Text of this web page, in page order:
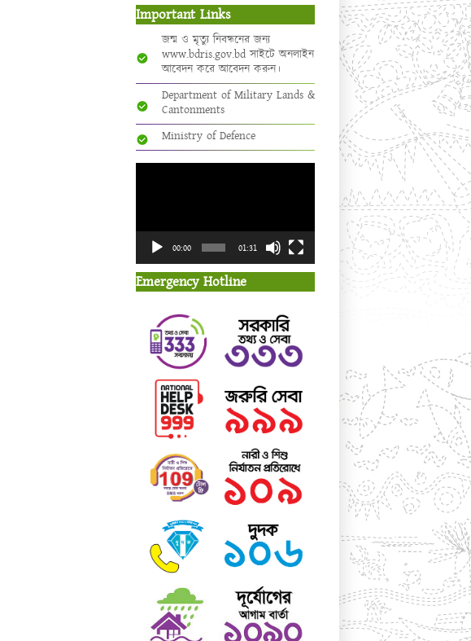
Important Links
জন্ম ও মৃত্যু নিবন্ধনের জন্য
www.bdris.gov.bd সাইটে অনলাইন
আবেদন করে আবেদন করুন।
Department of Military Lands &
Cantonments
Ministry of Defence
00:00 01:31
Emergency Hotline